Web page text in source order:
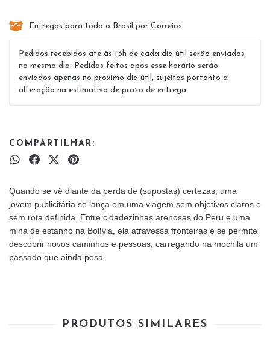
Entregas para todo o Brasil por Correios
Pedidos recebidos até às 13h de cada dia útil serão enviados
no mesmo dia. Pedidos feitos após esse horário serão
enviados apenas no próximo dia útil, sujeitos portanto a
alteração na estimativa de prazo de entrega.
COMPARTILHAR:
Quando se vê diante da perda de (supostas) certezas, uma
jovem publicitária se lança em uma viagem sem objetivos claros e
sem rota definida. Entre cidadezinhas arenosas do Peru e uma
mina de estanho na Bolívia, ela atravessa fronteiras e se permite
descobrir novos caminhos e pessoas, carregando na mochila um
passado que ainda pesa.
PRODUTOS SIMILARES